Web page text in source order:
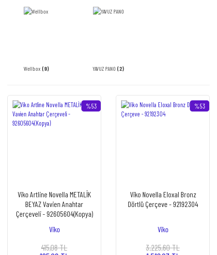
Wellbox (9) YAVUZ PANO (2)
%53
Viko Artline Novella METALİK
BEYAZ Vavien Anahtar
Çerçeveli - 92605604(Kopya)
Viko
415,08 TL
%53
Viko Novella Eloxal Bronz
Dörtlü Çerçeve - 92192304
Viko
3.225,60 TL